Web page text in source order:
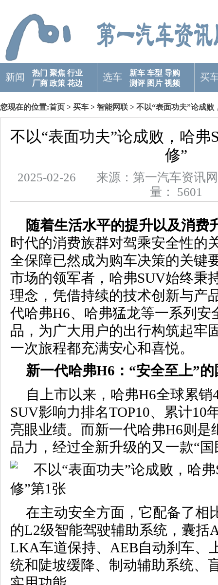
新闻 热门 聚焦 行业
厂商 政策 花边
选车 新车 车型 导购
测评 图片 视频
买
您现在的位置:首页 > 买车 > 智能网联 > 不以“表面功夫”论成败
不以“表面功夫”论成败，哈弗
修”
2025-02-26 来源：第一汽车资
量： 5601
随着生活水平的提升以及消费
时代的消费族群对驾乘安全性的
全保障已然成为购车决策的关键
市场的领军者，哈弗SUV始终秉
理念，凭借持续的技术创新与产
代哈弗H6、哈弗猛龙等一系列安
品，为广大用户的出行构筑起牢
一次旅程都充满安心和喜悦。
新一代哈弗H6 ：“安全至上”
自上市以来，哈弗H6全球累
SUV影响力排名TOP10、累计10
亮眼业绩。而新一代哈弗H6则是
品力，经过全新升级的又一款“国
在主动安全方面，它配备了相
的L2级智能驾驶辅助系统，囊括
LKA车道保持、AEB自动刹车、
统和陡坡缓降、制动辅助系统、